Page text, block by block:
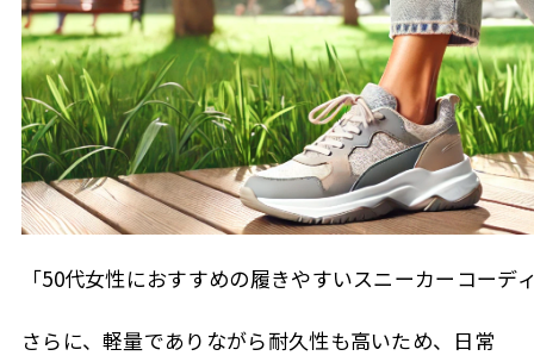
「50代女性におすすめの履きやすいスニーカーコーデ
さらに、軽量でありながら耐久性も高いため、日常